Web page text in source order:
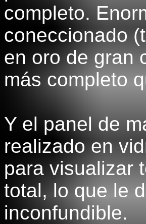
completo.
coneccionado
en oro de gran
más completo
Y el panel de
realizado en
para visualizar
total, lo que le
inconfundible.